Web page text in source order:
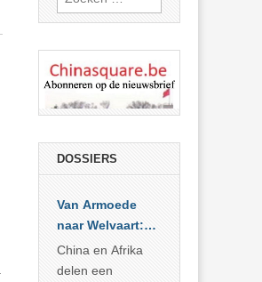
naar:
DOSSIERS
Van Armoede
naar Welvaart:
Wat Afrika kan
leren van
China en Afrika
delen een